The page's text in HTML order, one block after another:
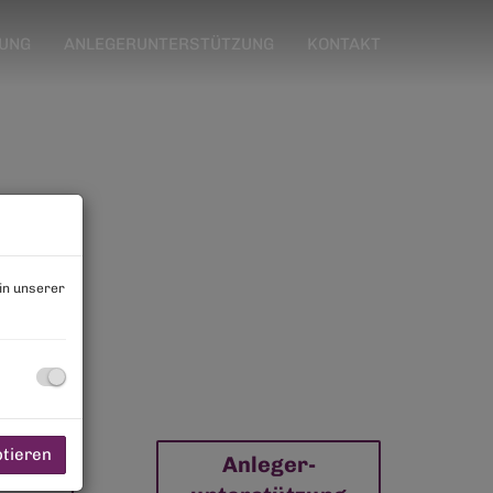
ANLEGERUNTERSTÜTZUNG KONTAKT
Anleger-
unserer